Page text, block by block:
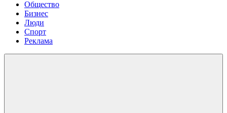
Общество
Бизнес
Люди
Спорт
Реклама